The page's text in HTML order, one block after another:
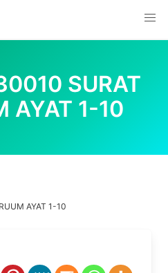
SURAT
AYAT 1-10
AYAT 1-10